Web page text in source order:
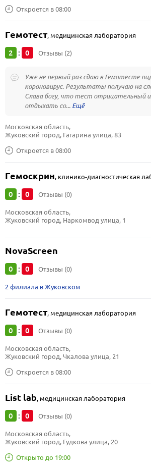
Откроется в 08:00
Гемотест, медицинская лаборатория
2 : 0 Отзывы (2)
Уже не первый раз сдаю в Гемотесте
короновирус. Результаты получаю на
Слава богу, что тест отрицательный
отдыхать со...
Откроется в 08:00
Московская область,
Жуковский город, Гагарина улица, 83
Гемоcкрин, клинико-диагностическая
0 : 0 Отзывы (0)
Московская область,
Жуковский город, Наркомвод улица, 1
NovaScreen
0 : 0 Отзывы (0)
2 филиала в Жуковском
Гемотест, медицинская лаборатория
0 : 0 Отзывы (0)
Откроется в 08:00
Московская область,
Жуковский город, Чкалова улица, 21
List lab, медицинская лаборатория
0 : 0 Отзывы (0)
Открыто до 19:00
Московская область,
Жуковский город, Гудкова улица, 20